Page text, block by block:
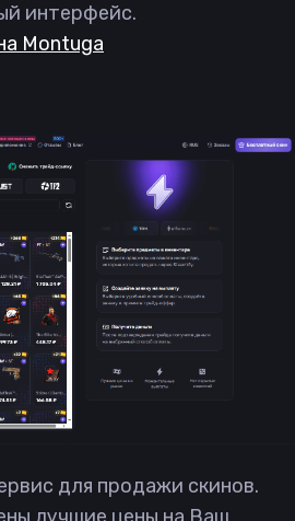
интерфейс.
Montuga
для продажи скинов.